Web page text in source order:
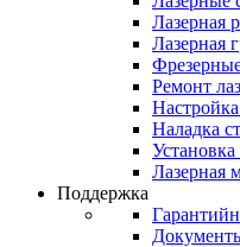
Лазерная
Лазерная
Ремонт
Настройка
Наладка
Установка
Лазерная
Поддержка